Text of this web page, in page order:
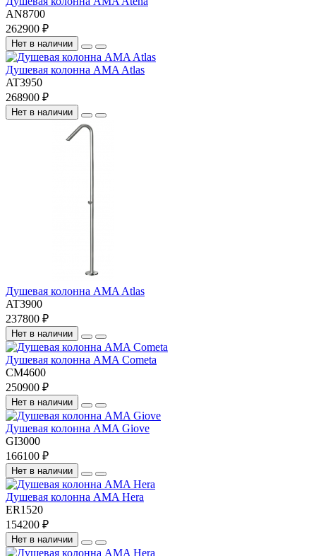
AN8700
262900 ₽
Нет в наличии
Душевая колонна AMA Atlas
AT3950
268900 ₽
Нет в наличии
Душевая колонна AMA Atlas
AT3900
237800 ₽
Нет в наличии
Душевая колонна AMA Cometa
CM4600
250900 ₽
Нет в наличии
Душевая колонна AMA Giove
GI3000
166100 ₽
Нет в наличии
Душевая колонна AMA Hera
ER1520
154200 ₽
Нет в наличии